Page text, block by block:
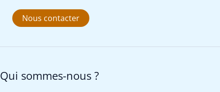
Nous contacter
Qui sommes-nous ?